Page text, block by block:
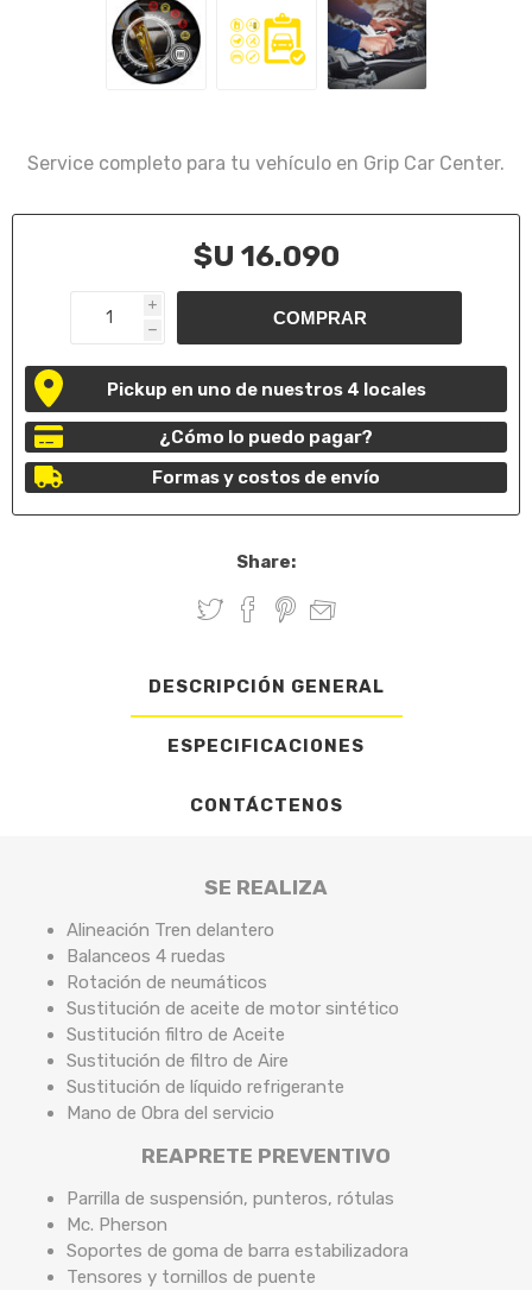
Service completo para tu vehículo en Grip Car Center.
$U 16.090
i
h
Pickup en uno de nuestros 4 locales
¿Cómo lo puedo pagar?
Formas y costos de envío
Share:
DESCRIPCIÓN GENERAL
ESPECIFICACIONES
CONTÁCTENOS
SE REALIZA
Alineación Tren delantero
Balanceos 4 ruedas
Rotación de neumáticos
Sustitución de aceite de motor sintético
Sustitución filtro de Aceite
Sustitución de filtro de Aire
Sustitución de líquido refrigerante
Mano de Obra del servicio
REAPRETE PREVENTIVO
Parrilla de suspensión, punteros, rótulas
Mc. Pherson
Soportes de goma de barra estabilizadora
Tensores y tornillos de puente